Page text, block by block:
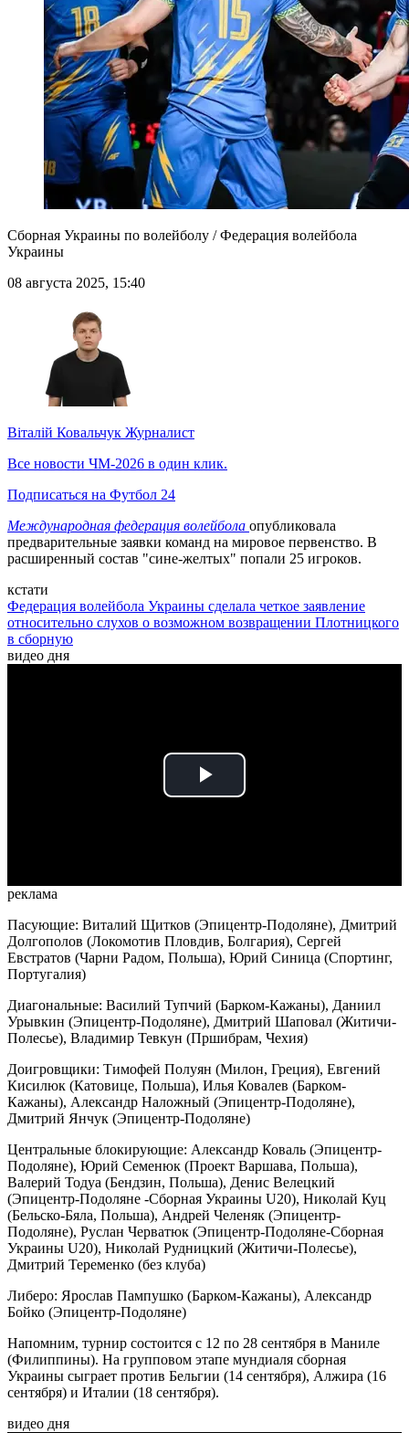
Сборная Украины по волейболу / Федерация волейбола
Украины
08 августа 2025, 15:40
Віталій Ковальчук Журналист
Все новости ЧМ-2026 в один клик.
Подписаться на Футбол 24
Международная федерация волейбола опубликовала
предварительные заявки команд на мировое первенство. В
расширенный состав "сине-желтых" попали 25 игроков.
кстати
Федерация волейбола Украины сделала четкое заявление
относительно слухов о возможном возвращении Плотницкого
в сборную
видео дня
Play
реклама
Пасующие: Виталий Щитков (Эпицентр-Подоляне), Дмитрий
Долгополов (Локомотив Пловдив, Болгария), Сергей
Евстратов (Чарни Радом, Польша), Юрий Синица (Спортинг,
Португалия)
Диагональные: Василий Тупчий (Барком-Кажаны), Даниил
Урывкин (Эпицентр-Подоляне), Дмитрий Шаповал (Житичи-
Полесье), Владимир Тевкун (Пршибрам, Чехия)
Доигровщики: Тимофей Полуян (Милон, Греция), Евгений
Кисилюк (Катовице, Польша), Илья Ковалев (Барком-
Кажаны), Александр Наложный (Эпицентр-Подоляне),
Дмитрий Янчук (Эпицентр-Подоляне)
Центральные блокирующие: Александр Коваль (Эпицентр-
Подоляне), Юрий Семенюк (Проект Варшава, Польша),
Валерий Тодуа (Бендзин, Польша), Денис Велецкий
(Эпицентр-Подоляне -Сборная Украины U20), Николай Куц
(Бельско-Бяла, Польша), Андрей Челеняк (Эпицентр-
Подоляне), Руслан Черватюк (Эпицентр-Подоляне-Сборная
Украины U20), Николай Рудницкий (Житичи-Полесье),
Дмитрий Теременко (без клуба)
Либеро: Ярослав Пампушко (Барком-Кажаны), Александр
Бойко (Эпицентр-Подоляне)
Напомним, турнир состоится с 12 по 28 сентября в Маниле
(Филиппины). На групповом этапе мундиаля сборная
Украины сыграет против Бельгии (14 сентября), Алжира (16
сентября) и Италии (18 сентября).
видео дня